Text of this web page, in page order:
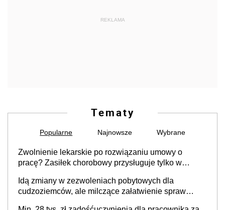
REKLAMA
Tematy
Popularne Najnowsze Wybrane
Zwolnienie lekarskie po rozwiązaniu umowy o
pracę? Zasiłek chorobowy przysługuje tylko w
stosunku pracy
Idą zmiany w zezwoleniach pobytowych dla
cudzoziemców, ale milczące załatwienie spraw